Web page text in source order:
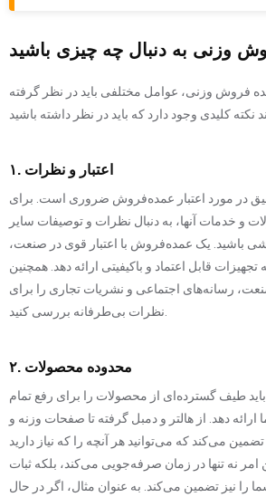
وزنی به دنبال چه چیزی باشید
فروش وزنی، عوامل مختلفی باید در نظر گرفته
۱. اعتبار و نظرات
در مورد اعتبار عمده‌فروش ضروری است. برای
و خدمات آنها، به دنبال نظرات و توصیفات سایر
باشید. یک عمده‌فروش با اعتبار قوی در صنعت،
قابل اعتماد و باکیفیتی ارائه دهد. همچنین
رسانه‌های اجتماعی و نشریات تجاری را برای
۲. محدوده محصولات
طیف گسترده‌ای از محصولات را برای رفع تمام
ارائه دهد. از هالتر و دمبل گرفته تا صفحات وزنه و
می‌کند که می‌توانید هر آنچه را که نیاز دارید
امر نه تنها در زمان صرفه‌جویی می‌کند، بلکه ثبات
را نیز تضمین می‌کند. به عنوان مثال، اگر در حال